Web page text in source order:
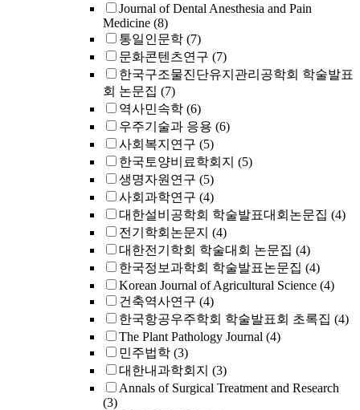
Journal of Dental Anesthesia and Pain
Medicine (8)
통일인문학 (7)
문화콘텐츠연구 (7)
한국구조물진단유지관리공학회 학술발표
회 논문집 (7)
역사민속학 (6)
우주기술과 응용 (6)
사회복지연구 (5)
한국토양비료학회지 (5)
생명자원연구 (5)
사회과학연구 (4)
대한설비공학회 학술발표대회논문집 (4)
전기학회논문지 (4)
대한전기학회 학술대회 논문집 (4)
한국정보과학회 학술발표논문집 (4)
Korean Journal of Agricultural Science (4)
건축역사연구 (4)
한국항공우주학회 학술발표회 초록집 (4)
The Plant Pathology Journal (4)
민주법학 (3)
대한내과학회지 (3)
Annals of Surgical Treatment and Research
(3)